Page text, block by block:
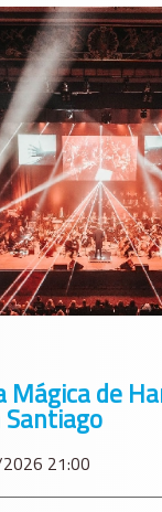
Mágica de
21:00